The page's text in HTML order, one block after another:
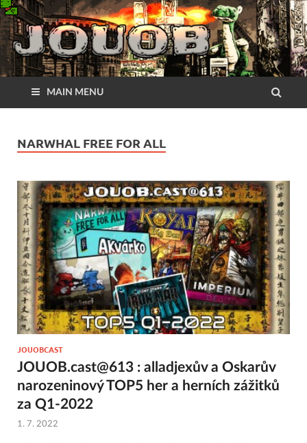
MAIN MENU
NARWHAL FREE FOR ALL
JOUOBCAST
JOUOB.cast@613 : alladjexův a Oskarův
narozeninový TOP5 her a herních zážitků
za Q1-2022
1. 7. 2022